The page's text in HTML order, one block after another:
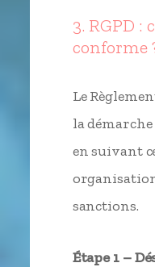
3. RGPD
conforme
Le
la
en suivant
sanctions.
Étape 1 –